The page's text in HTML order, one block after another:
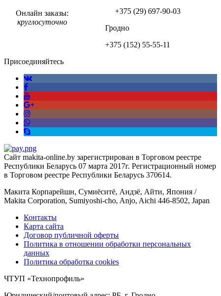
Онлайн заказы:
круглосуточно
+375 (29) 697-90-03
Гродно
+375 (152) 55-55-11
Присоединяйтесь
Сайт makita-online.by зарегистрирован в Торговом реестре
Республики Беларусь 07 марта 2017г. Регистрационный номер
в Торговом реестре Республики Беларусь 370614.
Макита Корпарейшн, Сумиёситё, Андзё, Айти, Япония /
Makita Corporation, Sumiyoshi-cho, Anjo, Aichi 446-8502, Japan
Контакты
Карта сайта
Договор публичной оферты
Политика в отношении обработки персональных
данных
Политика обработка cookies
ЧТУП «Технопрофиль»